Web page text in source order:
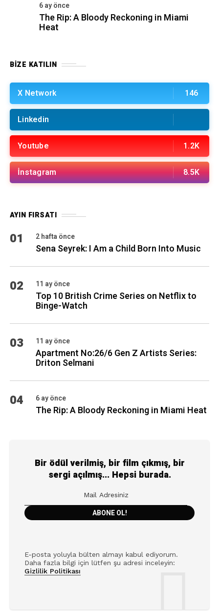
6 ay önce
The Rip: A Bloody Reckoning in Miami
Heat
BIZE KATILIN
X Network 146
Linkedin
Youtube 1.2K
İnstagram 8.5K
AYIN FIRSATI
01 2 hafta önce
Sena Seyrek: I Am a Child Born Into Music
02 11 ay önce
Top 10 British Crime Series on Netflix to
Binge-Watch
03 11 ay önce
Apartment No:26/6 Gen Z Artists Series:
Driton Selmani
04 6 ay önce
The Rip: A Bloody Reckoning in Miami Heat
Bir ödül verilmiş, bir film çıkmış, bir
sergi açılmış... Hepsi burada.
E-posta yoluyla bülten almayı kabul ediyorum.
Daha fazla bilgi için lütfen şu adresi inceleyin:
Gizlilik Politikası